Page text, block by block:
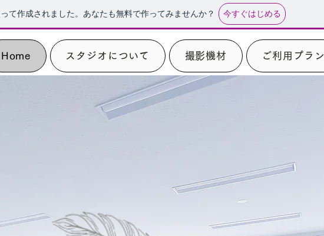
て作成されました。あなたも無料で作ってみませんか？ 今すぐはじめる
Home スタジオについて 撮影機材 ご利用プラン